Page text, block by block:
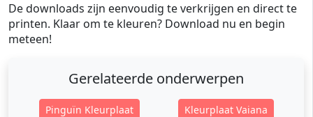
De downloads zijn eenvoudig te verkrijgen en direct te
printen. Klaar om te kleuren? Download nu en begin
meteen!
Gerelateerde onderwerpen
Pinguïn Kleurplaat
Kleurplaat Vaiana